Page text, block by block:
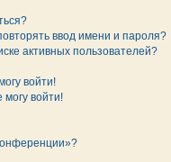
ввод имени и пароля?
активных пользователей?
войти!
войти!